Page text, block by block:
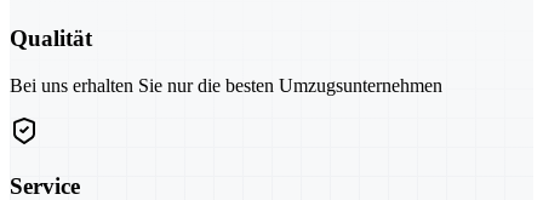
Qualität
Bei uns erhalten Sie nur die besten Umzugsunternehmen
Service